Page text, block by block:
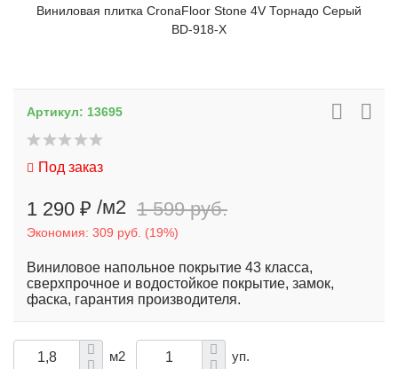
Виниловая плитка CronaFloor Stone 4V Торнадо Серый
BD-918-X
Артикул: 13695
Под заказ
1 290 ₽ /м2 1 599 руб.
Экономия: 309 руб. (19%)
Виниловое напольное покрытие 43 класса,
сверхпрочное и водостойкое покрытие, замок,
фаска, гарантия производителя.
м2 уп.